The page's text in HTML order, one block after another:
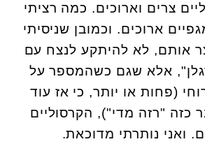
צרים וארוכים. כמה רציתי
ארוכים. וכמובן שניסיתי
אותם, לא להיתקע לנצח עם
אלא שגם כשהמספר על
(פחות או יותר, כי אז עוד
כזה "רזה מדי"), הקרסוליים
ואני נותרתי מדוכאת.